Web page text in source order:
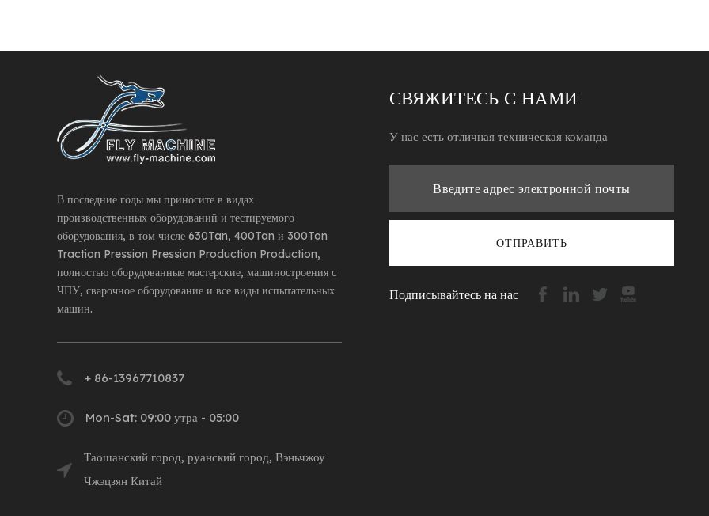
В последние годы мы приносите в видах
производственных оборудований и тестируемого
оборудования, в том числе 630Tan, 400Tan и 300Ton
Traction Pression Pression Production Production,
полностью оборудованные мастерские, машиностроения с
ЧПУ, сварочное оборудование и все виды испытательных
машин.
+ 86-13967710837
Mon-Sat: 09:00 утра - 05:00
Таошанский город, руанский город, Вэньчжоу
Чжэцзян Китай
СВЯЖИТЕСЬ С НАМИ
У нас есть отличная техническая команда
ОТПРАВИТЬ
Подписывайтесь на нас